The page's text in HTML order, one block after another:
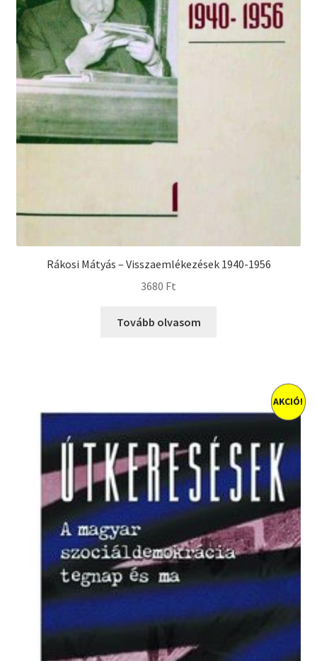
Rákosi Mátyás – Visszaemlékezések 1940-1956
3680 Ft
Tovább olvasom
AKCIÓ!